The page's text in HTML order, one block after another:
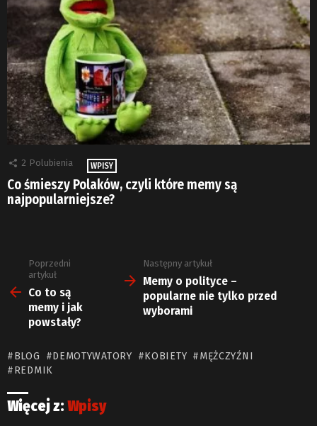
2 Polubienia WPISY
Co śmieszy Polaków, czyli które memy są
najpopularniejsze?
Zobacz
więcej
Poprzedni
artykuł
Co to są
memy i jak
powstały?
Następny artykuł
Memy o polityce –
popularne nie tylko przed
wyborami
BLOG DEMOTYWATORY KOBIETY
MĘŻCZYŹNI
REDMIK
Więcej z:Wpisy